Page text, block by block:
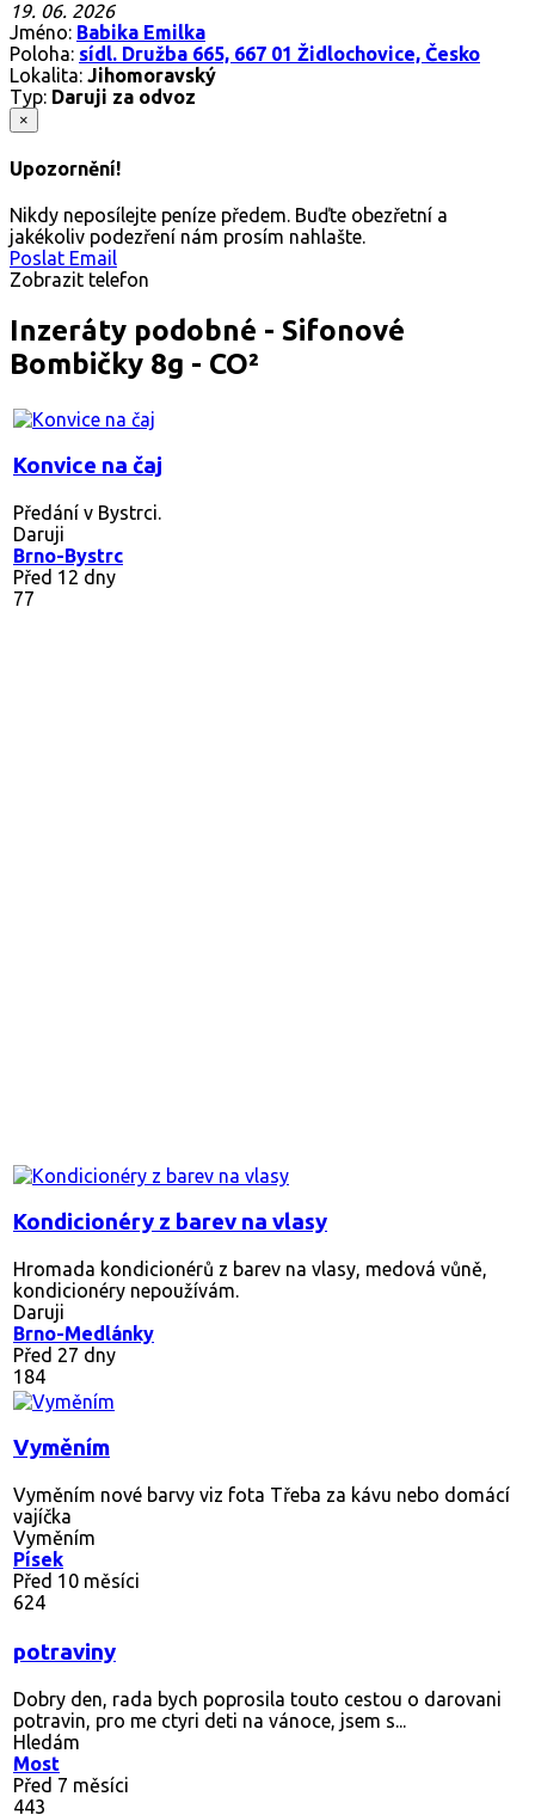
19. 06. 2026
Jméno: Babika Emilka
Poloha: sídl. Družba 665, 667 01 Židlochovice, Česko
Lokalita: Jihomoravský
Typ: Daruji za odvoz
×
Upozornění!
Nikdy neposílejte peníze předem. Buďte obezřetní a
jakékoliv podezření nám prosím nahlašte.
Poslat Email
Zobrazit telefon
Inzeráty podobné - Sifonové
Bombičky 8g - CO²
Konvice na čaj
Předání v Bystrci.
Daruji
Brno-Bystrc
Před 12 dny
77
Kondicionéry z barev na vlasy
Hromada kondicionérů z barev na vlasy, medová vůně,
kondicionéry nepoužívám.
Daruji
Brno-Medlánky
Před 27 dny
184
Vyměním
Vyměním nové barvy viz fota Třeba za kávu nebo domácí
vajíčka
Vyměním
Písek
Před 10 měsíci
624
potraviny
Dobry den, rada bych poprosila touto cestou o darovani
potravin, pro me ctyri deti na vánoce, jsem s...
Hledám
Most
Před 7 měsíci
443